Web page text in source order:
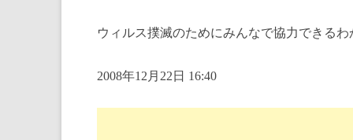
ウィルス撲滅のためにみんなで協力できる
2008年12月22日 16:40